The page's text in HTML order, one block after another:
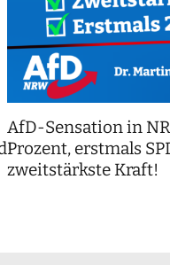
AfD-Sensation in
Prozent, erstmals
zweitstärkste Kraft!